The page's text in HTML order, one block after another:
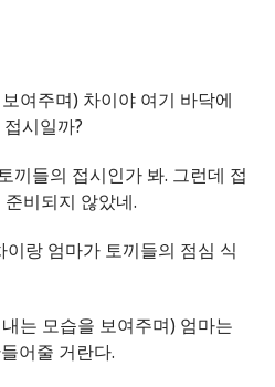
여주며) 차이야 여기 바닥에
시일까?
끼들의 접시인가 봐. 그런데 접
비되지 않았네.
랑 엄마가 토끼들의 점심 식
는 모습을 보여주며) 엄마는
어줄 거란다.